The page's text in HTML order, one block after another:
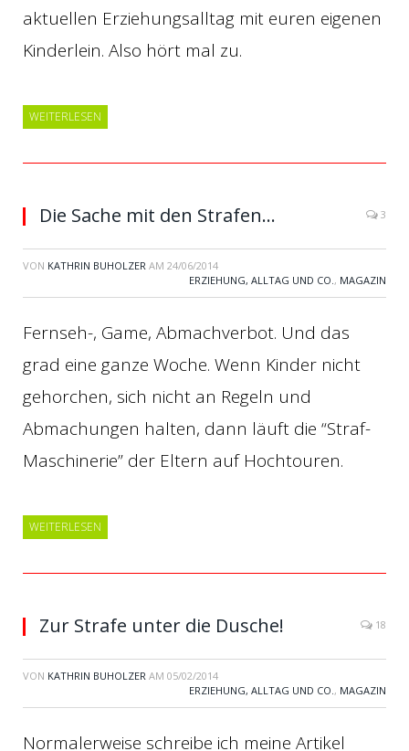
aktuellen Erziehungsalltag mit euren eigenen
Kinderlein. Also hört mal zu.
WEITERLESEN
Die Sache mit den Strafen… 3
VON KATHRIN BUHOLZER AM 24/06/2014
ERZIEHUNG, ALLTAG UND CO. , MAGAZIN
Fernseh-, Game, Abmachverbot. Und das
grad eine ganze Woche. Wenn Kinder nicht
gehorchen, sich nicht an Regeln und
Abmachungen halten, dann läuft die “Straf-
Maschinerie” der Eltern auf Hochtouren.
WEITERLESEN
Zur Strafe unter die Dusche! 18
VON KATHRIN BUHOLZER AM 05/02/2014
ERZIEHUNG, ALLTAG UND CO., MAGAZIN
Normalerweise schreibe ich meine Artikel